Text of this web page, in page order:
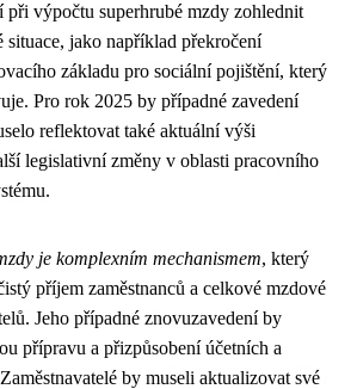
při výpočtu superhrubé mzdy zohlednit
situace, jako například překročení
základu pro sociální pojištění, který
Pro rok 2025 by případné zavedení
reflektovat také aktuální výši
legislativní změny v oblasti pracovního
je komplexním mechanismem, který
příjem zaměstnanců a celkové mzdové
Jeho případné znovuzavedení by
přípravu a přizpůsobení účetních a
by museli aktualizovat své